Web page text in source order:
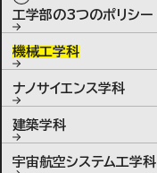
工学部の3つのポリシー
機械工学科
ナノサイエンス学科
建築学科
宇宙航空システム工学科